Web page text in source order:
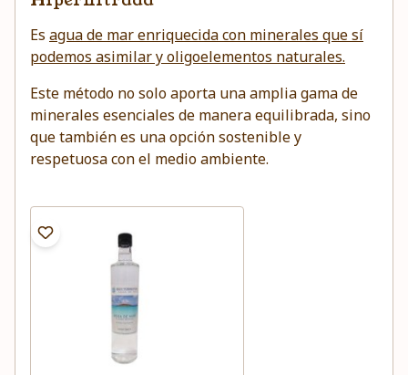
Es agua de mar enriquecida con minerales que sí
podemos asimilar y oligoelementos naturales.
Este método no solo aporta una amplia gama de
minerales esenciales de manera equilibrada, sino
que también es una opción sostenible y
respetuosa con el medio ambiente.